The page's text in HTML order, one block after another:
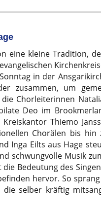
eine kleine Tradition,
in der
zusammen, um
Chorleiterinnen
Deo im
Thiemo
Chorälen bis hin
Inga Eilts aus Hage
schwungvolle Musik
Bedeutung des
hervor. So
selber kräftig